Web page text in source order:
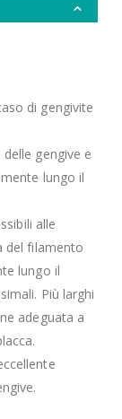
di gengivite
gengive e
lungo il
alle
del filamento
lungo il
Più larghi
adeguata a